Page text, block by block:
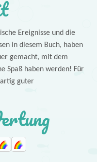
Ereignisse und die
in diesem Buch, haben
gemacht, mit dem
Spaß haben werden! Für
guter